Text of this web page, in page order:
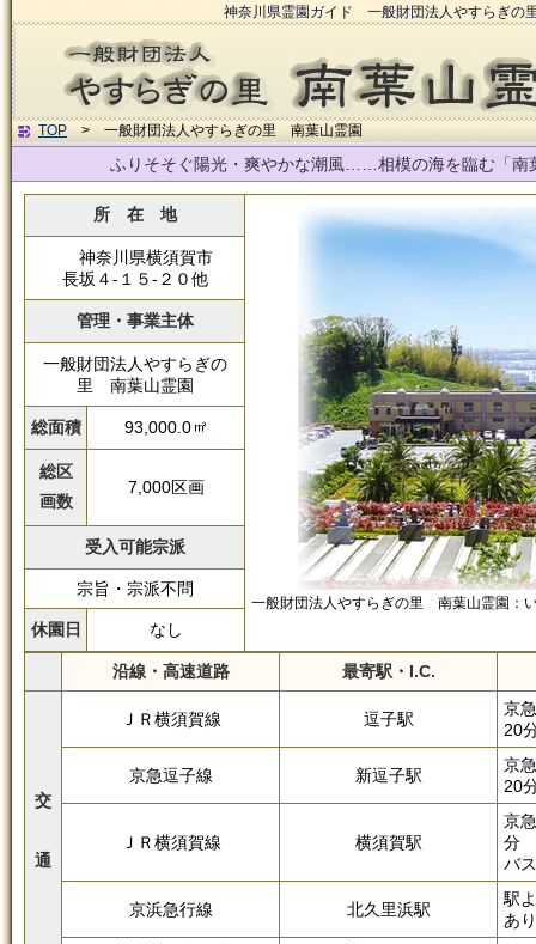
神奈川県霊園ガイド 一般財団法人やすらぎ
TOP > 一般財団法人やすらぎの里 南葉山霊園
ふりそそぐ陽光・爽やかな潮風……相模の海を臨む「南
所 在 地
一般財団法人やすらぎの里 南葉山霊園：
神奈川県横須賀市
長坂４-１５-２０他
管理・事業主体
一般財団法人やすらぎの
里 南葉山霊園
総面積 93,000.0
総区
画数
7,000区画
受入可能宗派
宗旨・宗派不問
休園日 なし
沿線・高速道路 最寄駅・I.C.
交
通
ＪＲ横須賀線 逗子駅
京
20
京急逗子線 新逗子駅
京
20
ＪＲ横須賀線 横須賀駅
京
分
バ
京浜急行線 北久里浜駅
駅
あ